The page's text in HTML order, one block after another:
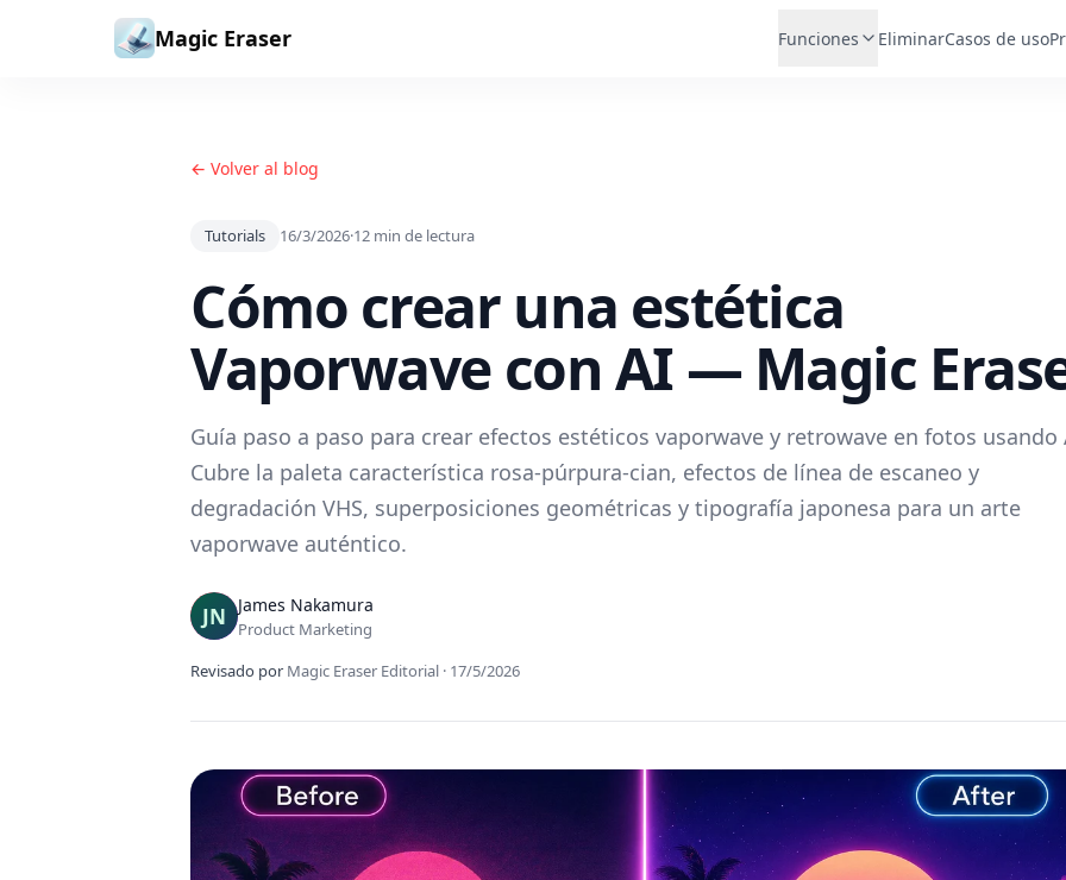
Saltar al contenido
Magic Eraser Funciones EliminarCasos de uso
← Volver al blog
Tutorials 16/3/2026·12 min de lectura
Cómo crear una estética
Vaporwave con AI — Magic
Guía paso a paso para crear efectos estéticos vaporwave y retrowave en fotos usando
Cubre la paleta característica rosa-púrpura-cian, efectos de línea de escaneo y
degradación VHS, superposiciones geométricas y tipografía japonesa para un arte
vaporwave auténtico.
James Nakamura
Product Marketing
Revisado por Magic Eraser Editorial · 17/5/2026